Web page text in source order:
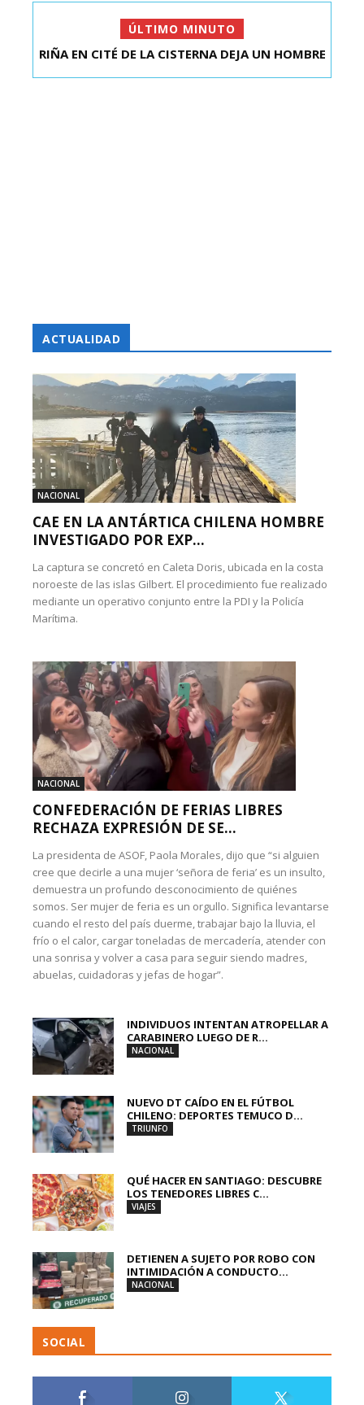
ÚLTIMO MINUTO
IPC DE JULIO SUBIÓ 0,1% EN JULIO: BAJA EN
RIÑA EN CITÉ DE LA CISTERNA DEJA UN HOMBRE
ACTUALIDAD
NACIONAL
CAE EN LA ANTÁRTICA CHILENA HOMBRE
INVESTIGADO POR EXP...
La captura se concretó en Caleta Doris, ubicada en la costa
noroeste de las islas Gilbert. El procedimiento fue realizado
mediante un operativo conjunto entre la PDI y la Policía
Marítima.
NACIONAL
CONFEDERACIÓN DE FERIAS LIBRES
RECHAZA EXPRESIÓN DE SE...
La presidenta de ASOF, Paola Morales, dijo que “si alguien
cree que decirle a una mujer ‘señora de feria’ es un insulto,
demuestra un profundo desconocimiento de quiénes
somos. Ser mujer de feria es un orgullo. Significa levantarse
cuando el resto del país duerme, trabajar bajo la lluvia, el
frío o el calor, cargar toneladas de mercadería, atender con
una sonrisa y volver a casa para seguir siendo madres,
abuelas, cuidadoras y jefas de hogar”.
INDIVIDUOS INTENTAN ATROPELLAR A
CARABINERO LUEGO DE R...
NACIONAL
NUEVO DT CAÍDO EN EL FÚTBOL
CHILENO: DEPORTES TEMUCO D...
TRIUNFO
QUÉ HACER EN SANTIAGO: DESCUBRE
LOS TENEDORES LIBRES C...
VIAJES
DETIENEN A SUJETO POR ROBO CON
INTIMIDACIÓN A CONDUCTO...
NACIONAL
SOCIAL